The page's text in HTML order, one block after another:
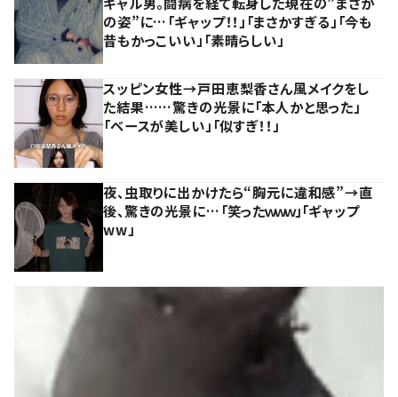
の姿”に…「ギャップ！！」「まさかすぎる」「今も
昔もかっこいい」「素晴らしい」
スッピン女性→戸田恵梨香さん風メイクをし
た結果……驚きの光景に「本人かと思った」
「ベースが美しい」「似すぎ！！」
夜、虫取りに出かけたら“胸元に違和感”→直
後、驚きの光景に…「笑ったｗｗｗ」「ギャップ
ww」